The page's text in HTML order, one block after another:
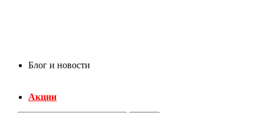
Блог и новости
Акции